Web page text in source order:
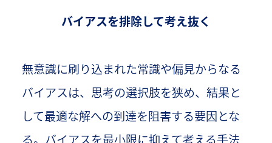
バイアスを排除して考え抜く
無意識に刷り込まれた常識や偏見からなる
バイアスは、思考の選択肢を狭め、結果と
して最適な解への到達を阻害する要因とな
る。バイアスを最小限に抑えて考える手法